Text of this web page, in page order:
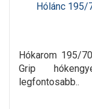
Hólánc 195/
Hókarom 195/
Grip
legfontosabb..